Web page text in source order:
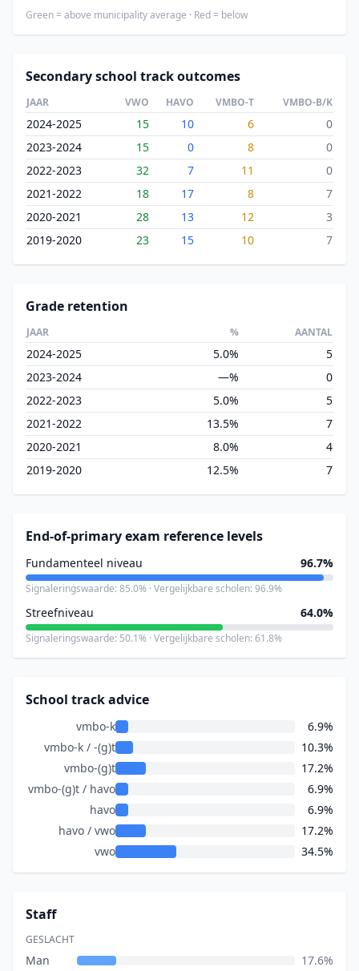
Green = above municipality average · Red = below
Secondary school track outcomes
JAAR VWO HAVO VMBO-T VMBO-B/K
2024-2025 15 10 6
0
2023-2024
15 0 8
0
2022-2023
32 7 11
0
2021-2022
18 17 8
7
2020-2021
28 13 12
3
2019-2020
23 15 10 7
Grade retention
JAAR % AANTAL
2024-2025 5.0%
5
2023-2024
—%
0
2022-2023
5.0%
5
2021-2022
13.5%
7
2020-2021
8.0%
4
2019-2020
12.5% 7
End-of-primary exam reference levels
Fundamenteel niveau 96.7%
Signaleringswaarde: 85.0% · Vergelijkbare scholen: 96.9%
Streefniveau 64.0%
Signaleringswaarde: 50.1% · Vergelijkbare scholen: 61.8%
School track advice
vmbo-k
6.9%
vmbo-k / -(g)t
10.3%
vmbo-(g)t
17.2%
vmbo-(g)t / havo
6.9%
havo
6.9%
havo / vwo
17.2%
vwo
34.5%
Staff
GESLACHT
Man 17.6%